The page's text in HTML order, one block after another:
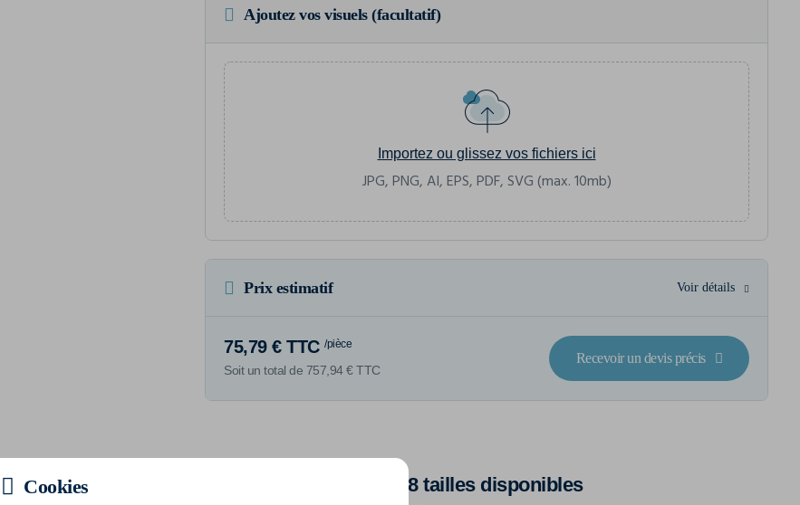
Ajoutez vos visuels (facultatif)
Importez ou glissez vos fichiers ici
JPG, PNG, AI, EPS, PDF, SVG (max. 10mb)
Prix estimatif Voir détails
75,79 € TTC /pièce
Soit un total de 757,94 € TTC
Recevoir un devis précis
Caractéristiques 8 tailles disponibles
Cookies